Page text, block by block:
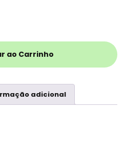
ao Carrinho
adicional